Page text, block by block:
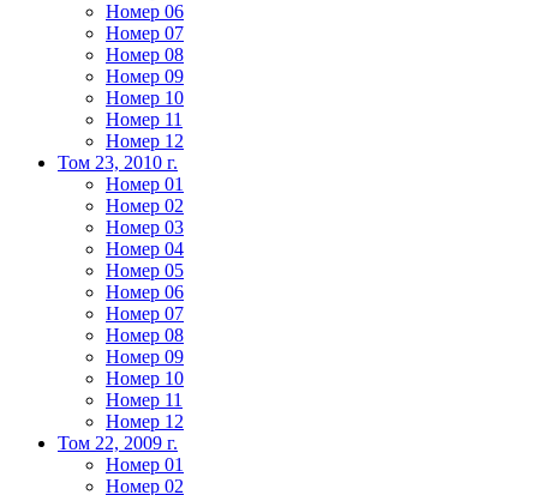
Номер 06
Номер 07
Номер 08
Номер 09
Номер 10
Номер 11
Номер 12
Том 23, 2010 г.
Номер 01
Номер 02
Номер 03
Номер 04
Номер 05
Номер 06
Номер 07
Номер 08
Номер 09
Номер 10
Номер 11
Номер 12
Том 22, 2009 г.
Номер 01
Номер 02